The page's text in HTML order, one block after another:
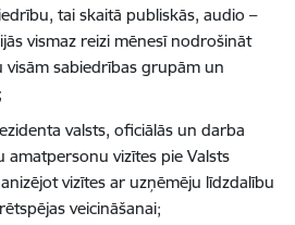
tai skaitā publiskās, audio –
vismaz reizi mēnesī nodrošināt
visām sabiedrības grupām un
valsts, oficiālās un darba
amatpersonu vizītes pie Valsts
vizītes ar uzņēmēju līdzdalību
veicināšanai;